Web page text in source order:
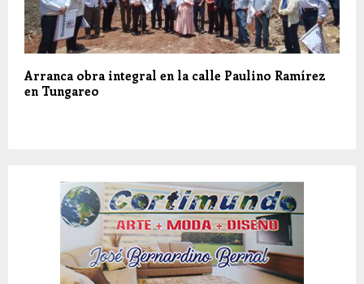
Arranca obra integral en la calle Paulino Ramírez
en Tungareo